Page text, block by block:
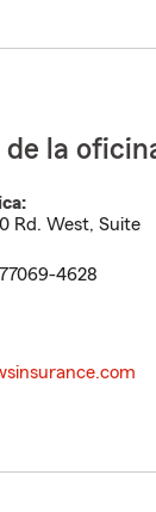
de la
Rd. West, Suite
77069-4628